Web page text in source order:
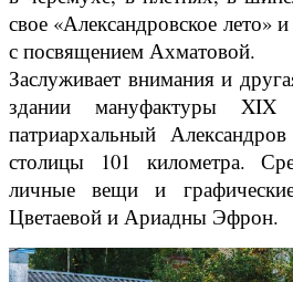
свое «Александровское лето»
с посвящением Ахматовой.
Заслуживает внимания и
здании мануфактуры
патриархальный
столицы 101 километра.
личные вещи и
Цветаевой и Ариадны Эфрон.